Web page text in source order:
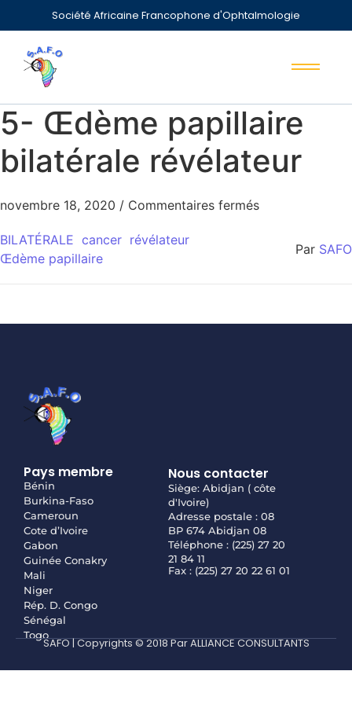
Société Africaine Francophone d'Ophtalmologie
5- Œdème papillaire
bilatérale révélateur
novembre 18, 2020 / Commentaires fermés
BILATÉRALE cancer révélateur
Œdème papillaire
Par SAFO
Pays membre
Bénin
Burkina-Faso
Cameroun
Cote d’Ivoire
Gabon
Guinée Conakry
Mali
Niger
Rép. D. Congo
Sénégal
Togo
Nous contacter
Siège: Abidjan ( côte
d'Ivoire)
Adresse postale : 08
BP 674 Abidjan 08
Téléphone : (225) 27 20
21 84 11
Fax : (225) 27 20 22 61 01
SAFO | Copyrights © 2018 Par ALLIANCE CONSULTANTS